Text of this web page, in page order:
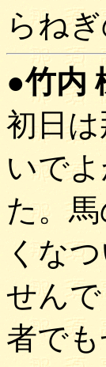
らね
●竹内
初日
いで
た。
くな
せん
者で